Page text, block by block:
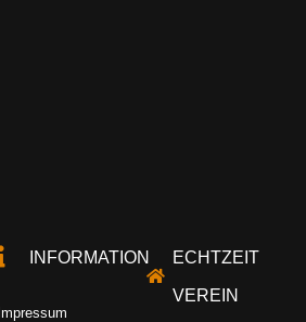
INFORMATION
Impressum
ECHTZEIT
VEREIN